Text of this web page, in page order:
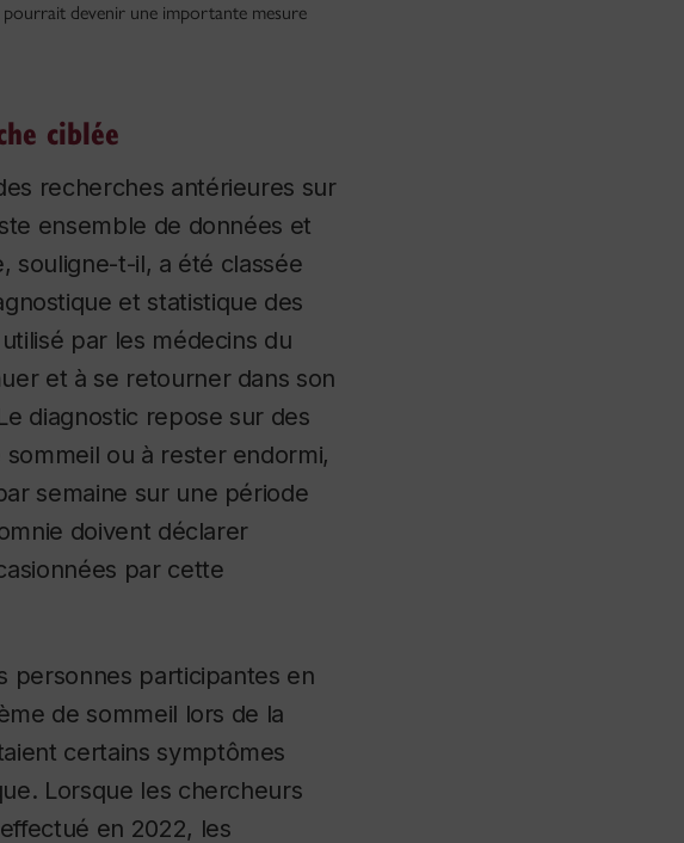
devenir une importante mesure
ciblée
recherches antérieures sur
ensemble de données et
souligne-t-il, a été classée
et statistique des
par les médecins du
et à se retourner dans son
diagnostic repose sur des
ou à rester endormi,
semaine sur une période
doivent déclarer
par cette
personnes participantes en
de sommeil lors de la
certains symptômes
Lorsque les chercheurs
en 2022, les